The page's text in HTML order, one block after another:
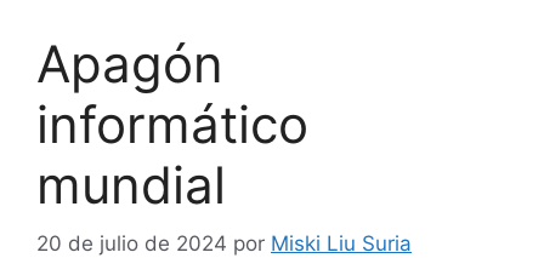
Apagón
informático
mundial
20 de julio de 2024 por Miski Liu Suria